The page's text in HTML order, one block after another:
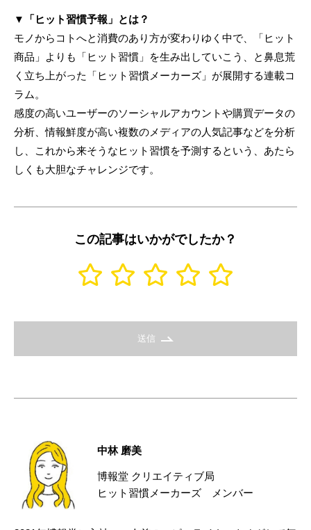
▼「ヒット習慣予報」とは？
モノからコトへと消費のあり方が変わりゆく中で、「ヒット
商品」よりも「ヒット習慣」を生み出していこう、と鼻息荒
く立ち上がった「ヒット習慣メーカーズ」が展開する連載コ
ラム。
感度の高いユーザーのソーシャルアカウントや購買データの
分析、情報鮮度が高い複数のメディアの人気記事などを分析
し、これから来そうなヒット習慣を予測するという、あたら
しくも大胆なチャレンジです。
この記事はいかがでしたか？
送信
中林 磨美
博報堂 クリエイティブ局
ヒット習慣メーカーズ メンバー